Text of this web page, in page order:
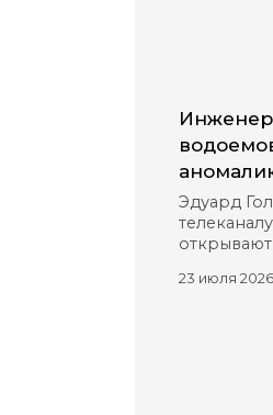
Эдуард
23 июля 2026